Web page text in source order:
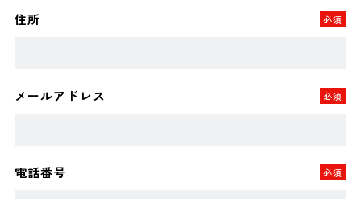
住所 必須
メールアドレス 必須
電話番号 必須